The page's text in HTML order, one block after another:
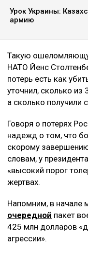
Урок Украины:
армию
Такую
НАТО Йенс
потерь есть как
уточнил, сколько
а сколько получили
Говоря о потерях
надежд о том, что
скорому
словам, у
«высокий порог
жертвах.
Напомним, в начале
очередной пакет
425 млн долларов
агрессии».